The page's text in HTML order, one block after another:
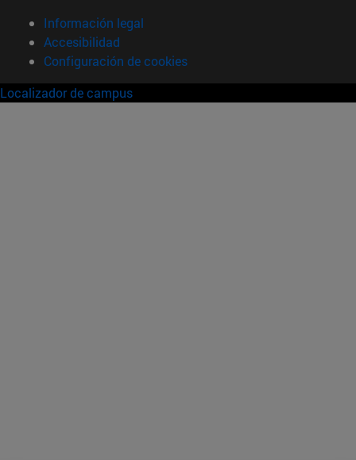
Información legal
Accesibilidad
Configuración de cookies
Localizador de campus